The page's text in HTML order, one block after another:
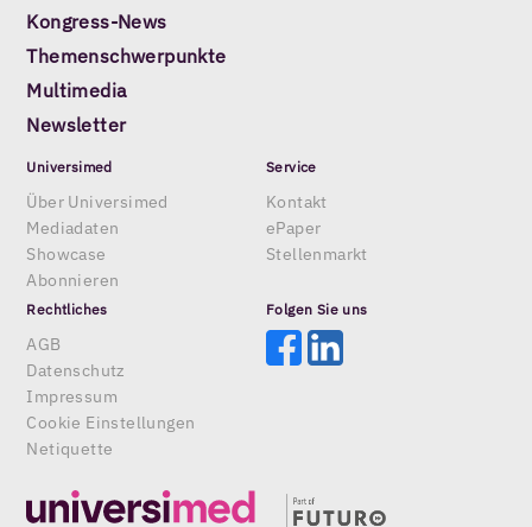
Kongress-News
Themenschwerpunkte
Multimedia
Newsletter
Universimed
Über Universimed
Mediadaten
Showcase
Abonnieren
Service
Kontakt
ePaper
Stellenmarkt
Rechtliches
AGB
Datenschutz
Impressum
Cookie Einstellungen
Netiquette
Folgen Sie uns